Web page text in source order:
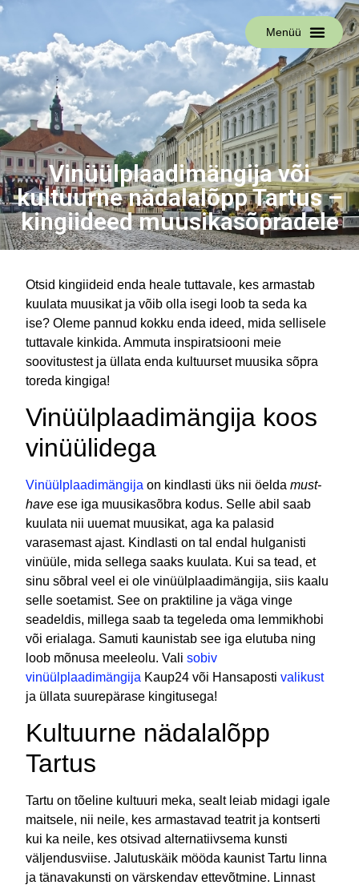
Menüü
Vinüülplaadimängija või
kultuurne nädalalõpp Tartus –
kingiideed muusikasõpradele
Otsid kingiideid enda heale tuttavale, kes armastab
kuulata muusikat ja võib olla isegi loob ta seda ka
ise? Oleme pannud kokku enda ideed, mida sellisele
tuttavale kinkida. Ammuta inspiratsiooni meie
soovitustest ja üllata enda kultuurset muusika sõpra
toreda kingiga!
Vinüülplaadimängija koos
vinüülidega
Vinüülplaadimängija on kindlasti üks nii öeldamust-
have ese iga muusikasõbra kodus. Selle abil saab
kuulata nii uuemat muusikat, aga ka palasid
varasemast ajast. Kindlasti on tal endal hulganisti
vinüüle, mida sellega saaks kuulata. Kui sa tead, et
sinu sõbral veel ei ole vinüülplaadimängija, siis kaalu
selle soetamist. See on praktiline ja väga vinge
seadeldis, millega saab ta tegeleda oma lemmikhobi
või erialaga. Samuti kaunistab see iga elutuba ning
loob mõnusa meeleolu. Valisobiv
vinüülplaadimängija Kaup24 või Hansapostivalikust
ja üllata suurepärase kingitusega!
Kultuurne nädalalõpp
Tartus
Tartu on tõeline kultuuri meka, sealt leiab midagi igale
maitsele, nii neile, kes armastavad teatrit ja kontserti
kui ka neile, kes otsivad alternatiivsema kunsti
väljendusviise. Jalutuskäik mööda kaunist Tartu linna
ja tänavakunsti on värskendav ettevõtmine. Linnast